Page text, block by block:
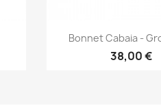
Aperçu
Bonnet Cabaia -
38,00 €